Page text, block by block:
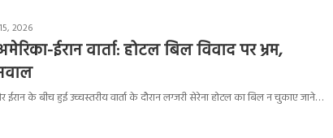
2026
ईरान वार्ता: होटल बिल विवाद पर भ्रम,
ईरान के बीच हुई उच्चस्तरीय वार्ता के दौरान लग्जरी सेरेना होटल का बिल न चुकाए जाने…